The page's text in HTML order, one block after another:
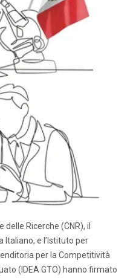
delle Ricerche (CNR), il
Italiano, e l’Istituto per
per la Competitività
(IDEA GTO) hanno firmato